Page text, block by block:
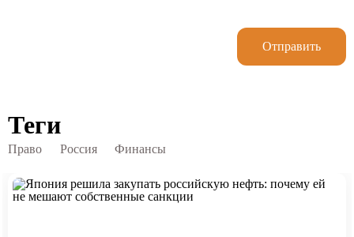
Отправить
Теги
Право Россия Финансы